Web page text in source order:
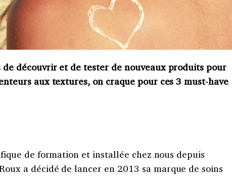
découvrir et de tester de nouveaux produits pour
aux textures, on craque pour ces 3 must-have
de formation et installée chez nous depuis
a décidé de lancer en 2013 sa marque de soins